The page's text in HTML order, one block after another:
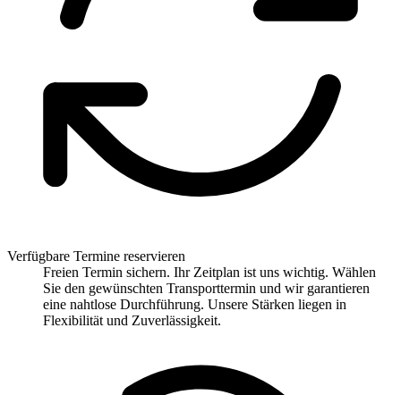
Verfügbare Termine reservieren
Freien Termin sichern. Ihr Zeitplan ist uns wichtig. Wählen
Sie den gewünschten Transporttermin und wir garantieren
eine nahtlose Durchführung. Unsere Stärken liegen in
Flexibilität und Zuverlässigkeit.